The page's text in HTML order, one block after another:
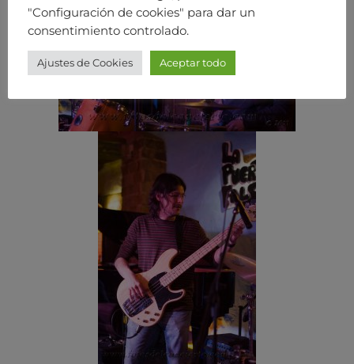
"Configuración de cookies" para dar un
consentimiento controlado.
Ajustes de Cookies Aceptar todo